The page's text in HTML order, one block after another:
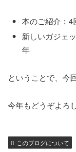
本のご紹介：
新しいガジェ
年
ということで、今
今年もどうぞよろ
このブログについて